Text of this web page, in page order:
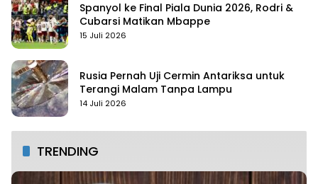
Spanyol ke Final Piala Dunia 2026, Rodri &
Cubarsi Matikan Mbappe
15 Juli 2026
Rusia Pernah Uji Cermin Antariksa untuk
Terangi Malam Tanpa Lampu
14 Juli 2026
TRENDING